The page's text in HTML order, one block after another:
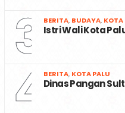
3 BERITA, BUDAYA, KOTA
Istri Wali Kota
4 BERITA, KOTA PALU
Dinas Pangan